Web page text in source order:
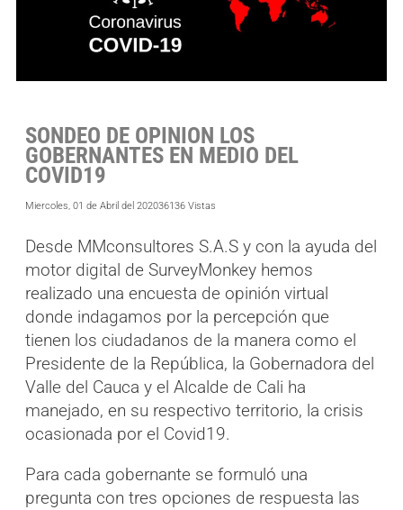
SONDEO DE OPINION LOS
GOBERNANTES EN MEDIO DEL
COVID19
Miercoles, 01 de Abril del 202036136 Vistas
Desde MMconsultores S.A.S y con la ayuda del
motor digital de SurveyMonkey hemos
realizado una encuesta de opinión virtual
donde indagamos por la percepción que
tienen los ciudadanos de la manera como el
Presidente de la República, la Gobernadora del
Valle del Cauca y el Alcalde de Cali ha
manejado, en su respectivo territorio, la crisis
ocasionada por el Covid19.
Para cada gobernante se formuló una
pregunta con tres opciones de respuesta las